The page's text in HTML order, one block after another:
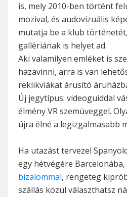
is, mely 2010-ben történt
mozival, és audovizuális
mutatja be a klub
gallériának is helyet ad.
Aki valamilyen emléket is
hazavinni, arra is van
reklikviákat árusító
Új jegytípus: videoguiddal
élmény VR szemüveggel.
újra élné a legizgalmasabb
Ha utazást tervezel
egy hétvégére Barcelonába,
bizalommal, rengeteg
szállás közül választhatsz